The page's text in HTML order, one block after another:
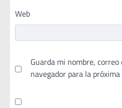
Web
Guarda mi nombre,
navegador para la